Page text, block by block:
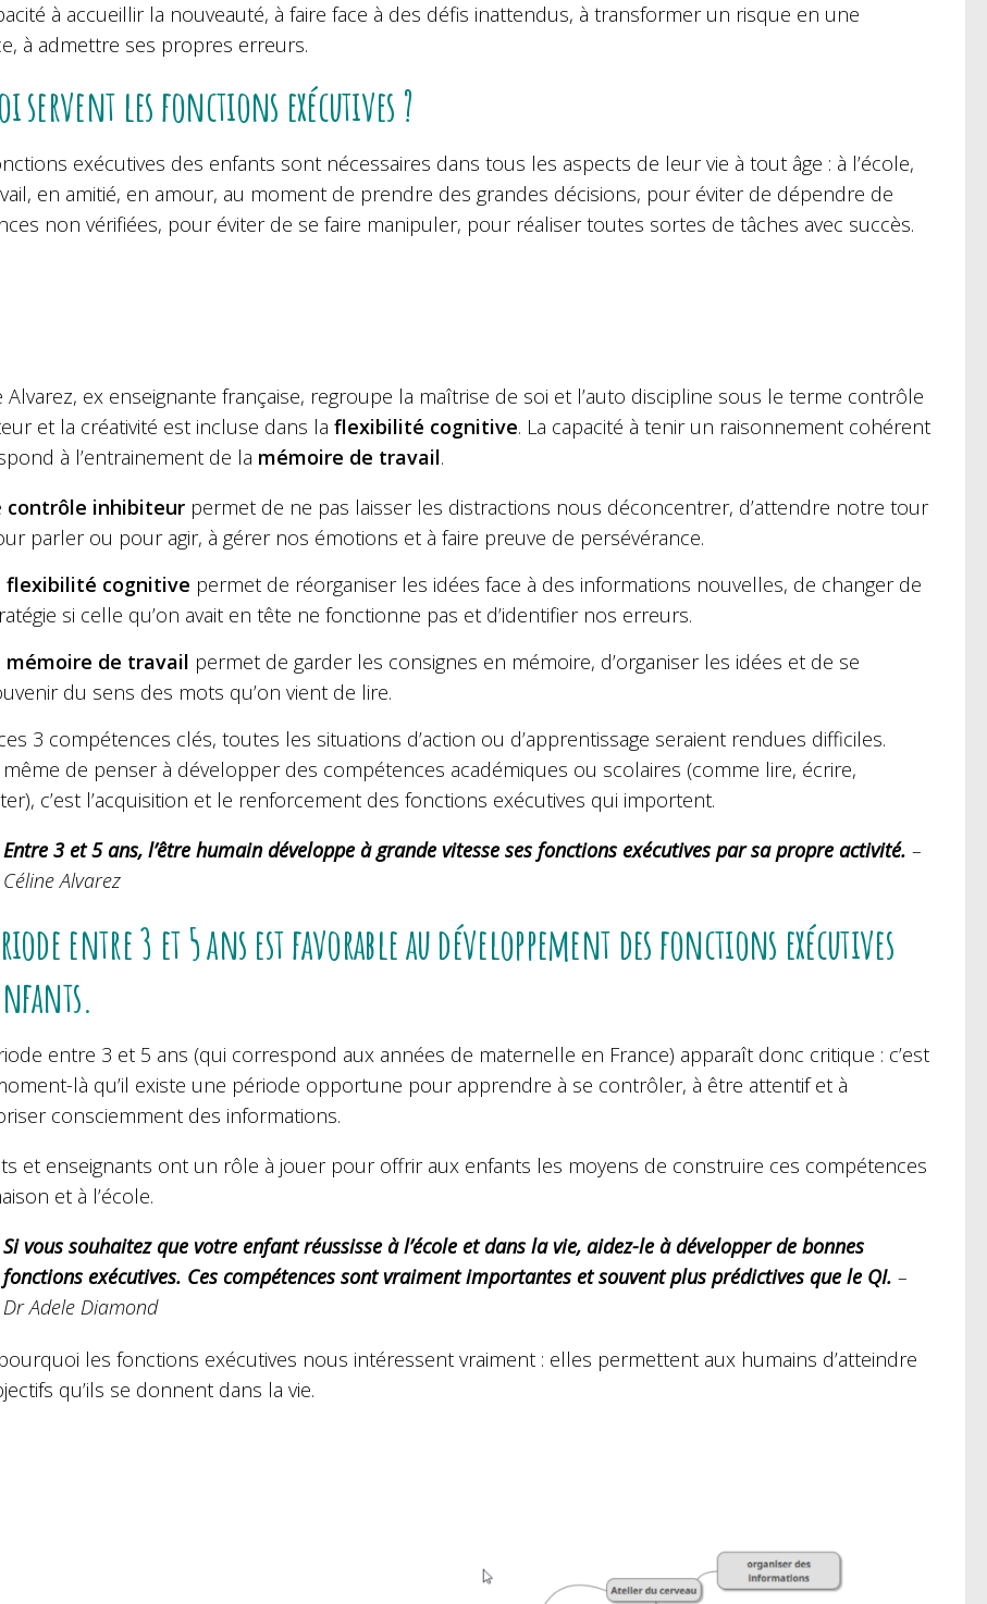
à accueillir la nouveauté, à faire face à des défis inattendus, à transformer un risque en une
à admettre ses propres erreurs.
servent les fonctions exécutives ?
exécutives des enfants sont nécessaires dans tous les aspects de leur vie à tout âge : à l’école,
en amitié, en amour, au moment de prendre des grandes décisions, pour éviter de dépendre de
non vérifiées, pour éviter de se faire manipuler, pour réaliser toutes sortes de tâches avec succès.
Alvarez, ex enseignante française, regroupe la maîtrise de soi et l’auto discipline sous le terme contrôle
et la créativité est incluse dans la flexibilité cognitive. La capacité à tenir un raisonnement cohérent
à l’entrainement de la mémoire de travail.
contrôle inhibiteur permet de ne pas laisser les distractions nous déconcentrer, d’attendre notre tour
parler ou pour agir, à gérer nos émotions et à faire preuve de persévérance.
flexibilité cognitive permet de réorganiser les idées face à des informations nouvelles, de changer de
si celle qu’on avait en tête ne fonctionne pas et d’identifier nos erreurs.
mémoire de travail permet de garder les consignes en mémoire, d’organiser les idées et de se
du sens des mots qu’on vient de lire.
3 compétences clés, toutes les situations d’action ou d’apprentissage seraient rendues difficiles.
même de penser à développer des compétences académiques ou scolaires (comme lire, écrire,
c’est l’acquisition et le renforcement des fonctions exécutives qui importent.
Entre 3 et 5 ans, l’être humain développe à grande vitesse ses fonctions exécutives par sa propre activité. –
Céline Alvarez
entre 3 et 5 ans est favorable au développement des fonctions exécutives
entre 3 et 5 ans (qui correspond aux années de maternelle en France) apparaît donc critique : c’est
là qu’il existe une période opportune pour apprendre à se contrôler, à être attentif et à
consciemment des informations.
et enseignants ont un rôle à jouer pour offrir aux enfants les moyens de construire ces compétences
et à l’école.
Si vous souhaitez que votre enfant réussisse à l’école et dans la vie, aidez-le à développer de bonnes
fonctions exécutives. Ces compétences sont vraiment importantes et souvent plus prédictives que le QI. –
Dr Adele Diamond
pourquoi les fonctions exécutives nous intéressent vraiment : elles permettent aux humains d’atteindre
qu’ils se donnent dans la vie.